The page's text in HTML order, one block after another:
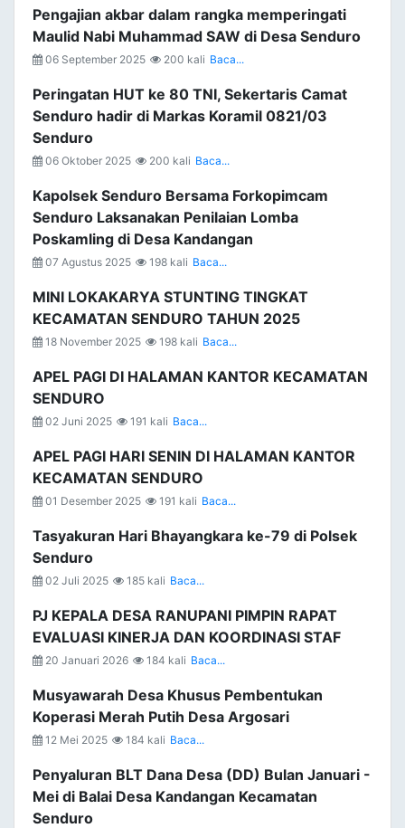
Pengajian akbar dalam rangka memperingati
Maulid Nabi Muhammad SAW di Desa Senduro
06 September 2025 200 kali Baca...
Peringatan HUT ke 80 TNI, Sekertaris Camat
Senduro hadir di Markas Koramil 0821/03
Senduro
06 Oktober 2025 200 kali Baca...
Kapolsek Senduro Bersama Forkopimcam
Senduro Laksanakan Penilaian Lomba
Poskamling di Desa Kandangan
07 Agustus 2025 198 kali Baca...
MINI LOKAKARYA STUNTING TINGKAT
KECAMATAN SENDURO TAHUN 2025
18 November 2025 198 kali Baca...
APEL PAGI DI HALAMAN KANTOR KECAMATAN
SENDURO
02 Juni 2025 191 kali Baca...
APEL PAGI HARI SENIN DI HALAMAN KANTOR
KECAMATAN SENDURO
01 Desember 2025 191 kali Baca...
Tasyakuran Hari Bhayangkara ke-79 di Polsek
Senduro
02 Juli 2025 185 kali Baca...
PJ KEPALA DESA RANUPANI PIMPIN RAPAT
EVALUASI KINERJA DAN KOORDINASI STAF
20 Januari 2026 184 kali Baca...
Musyawarah Desa Khusus Pembentukan
Koperasi Merah Putih Desa Argosari
12 Mei 2025 184 kali Baca...
Penyaluran BLT Dana Desa (DD) Bulan Januari -
Mei di Balai Desa Kandangan Kecamatan
Senduro